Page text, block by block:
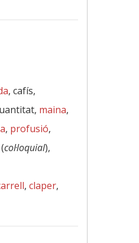
, cafís,
maina,
, profusió,
col·loquial),
, claper,